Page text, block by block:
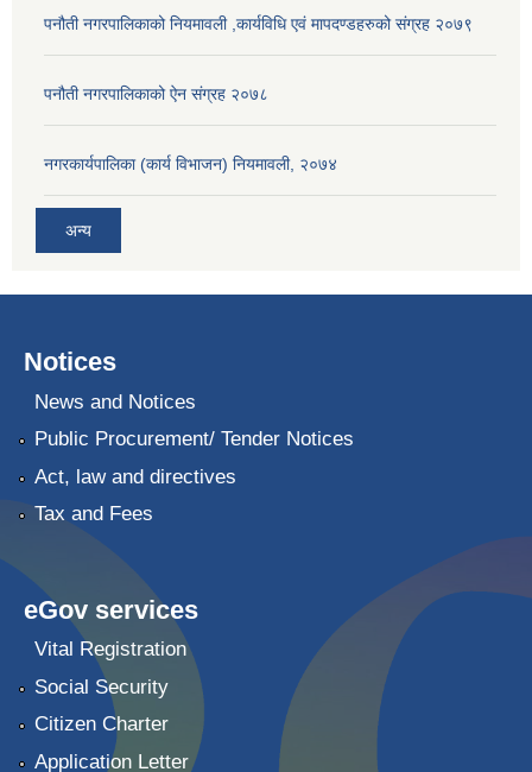
पनौती नगरपालिकाको नियमावली ,कार्यविधि एवं मापदण्डहरुको संग्रह २०७९
पनौती नगरपालिकाको ऐन संग्रह २०७८
नगरकार्यपालिका (कार्य विभाजन) नियमावली, २०७४
अन्य
Notices
News and Notices
Public Procurement/ Tender Notices
Act, law and directives
Tax and Fees
eGov services
Vital Registration
Social Security
Citizen Charter
Application Letter